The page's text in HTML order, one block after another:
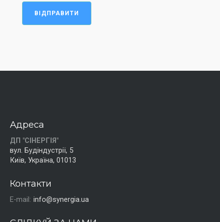
ВІДПРАВИТИ
Адреса
ДП "СІНЕРГІЯ"
вул. Будіндустрії, 5
Київ, Україна, 01013
Контакти
E-mail: info@synergia.ua